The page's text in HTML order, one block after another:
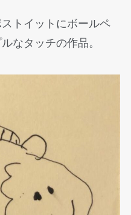
トイットにボールペ
なタッチの作品。